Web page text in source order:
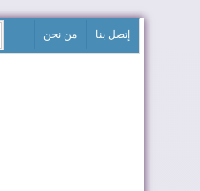
إتصل بنا من نحن